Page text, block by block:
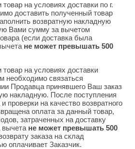
на условиях доставки по г.
доставить полученный товар
возвратную накладную
Вами сумму за вычетом
(если доставка была
не может превышать 500
на условиях доставки
необходимо связаться
Продавца принявшего Ваш заказ
накладную. После поступления
проверки на качество возвратного
оплата за данный товар,
затраченных на доставку
не может превышать 500
заказа на склад
оплачивает Заказчик.